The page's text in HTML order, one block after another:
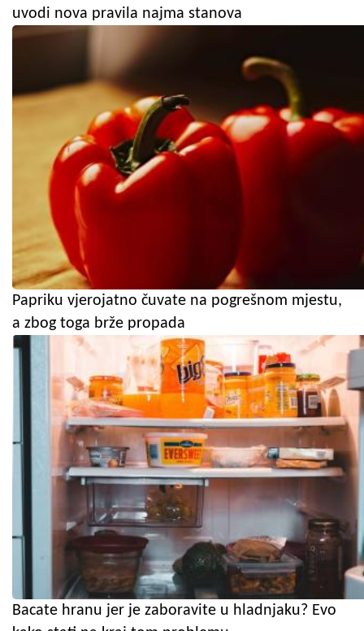
uvodi nova pravila najma stanova
Papriku vjerojatno čuvate na pogrešnom mjestu,
a zbog toga brže propada
Bacate hranu jer je zaboravite u hladnjaku? Evo